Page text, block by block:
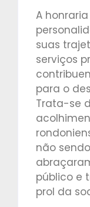
A
suas
serviços
para o
Trata-se
não
público e
prol da